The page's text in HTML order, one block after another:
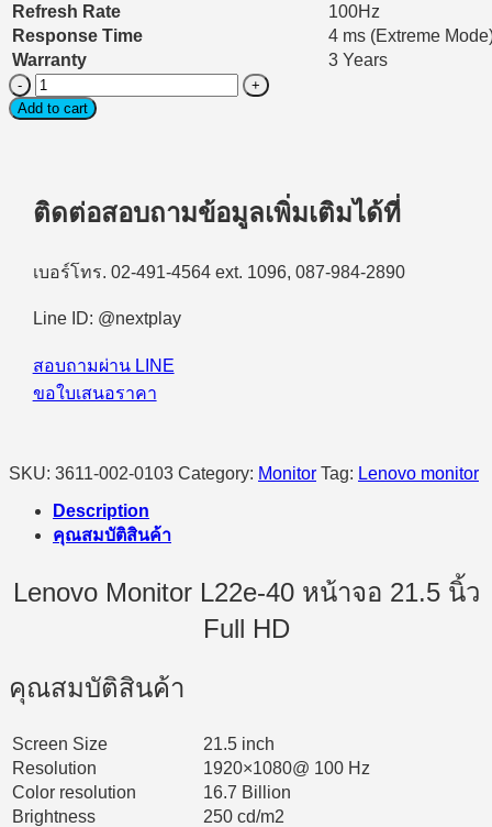
Refresh Rate
100Hz
Response Time
4 ms (Extreme
Warranty
3 Years
Monitor(จอ
มอนิเตอร์)
21.5
inch
100Hz
sRGB
Add to cart
ติดต่อสอบถามข้อมูลเพิ่มเติมได้ที่
เบอร์โทร. 02-491-4564 ext. 1096, 087-984-2890
Line ID: @nextplay
สอบถามผ่าน LINE
ขอใบเสนอราคา
SKU: 3611-002-0103 Category: Monitor Tag: Lenovo monitor
Description
คุณสมบัติสินค้า
Lenovo Monitor L22e-40 หน้าจอ 21.5 นิ้ว
Full HD
คุณสมบัติสินค้า
Screen Size
21.5 inch
Resolution
1920×1080@ 100 Hz
Color resolution
16.7 Billion
Brightness
250 cd/m2